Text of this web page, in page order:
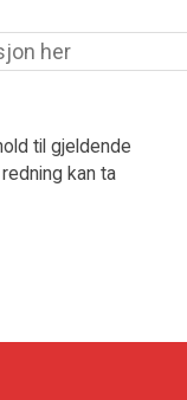
til gjeldende
kan ta